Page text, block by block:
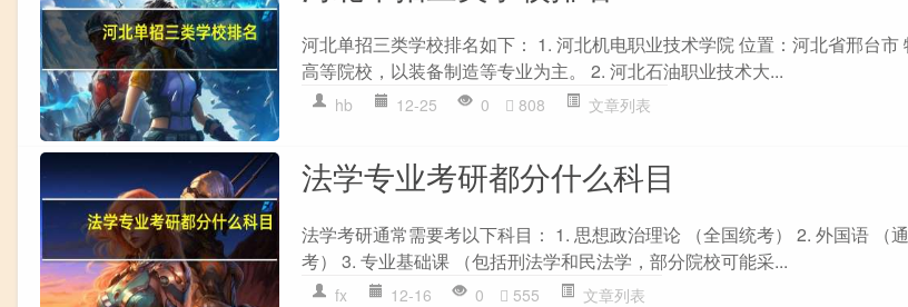
河北单招三类学校排名如下： 1. 河北机电职业技术学院 位置：河北省邢台市
高等院校，以装备制造等专业为主。 2. 河北石油职业技术大...
hb 12-25 0 808 文章列表
法学专业考研都分什么科目
法学考研通常需要考以下科目： 1. 思想政治理论 （全国统考） 2. 外国语 （
考） 3. 专业基础课 （包括刑法学和民法学，部分院校可能采...
fx 12-16 0 555 文章列表